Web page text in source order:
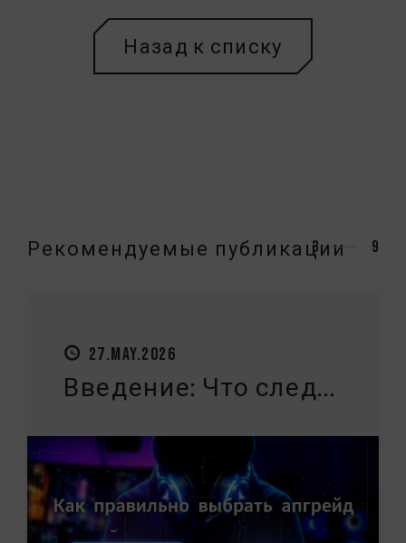
Назад к списку
Рекомендуемые публикации
3 9
27.MAY.2026
Введение: Что след...